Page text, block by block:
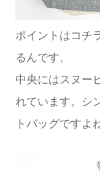
ポイントはコチ
るんです。
中央にはスヌー
れています。シ
トバッグですよ